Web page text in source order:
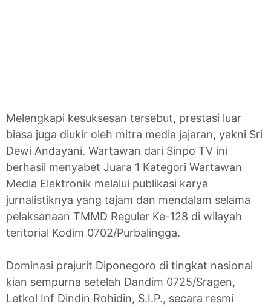
Melengkapi kesuksesan tersebut, prestasi luar
biasa juga diukir oleh mitra media jajaran, yakni Sri
Dewi Andayani. Wartawan dari Sinpo TV ini
berhasil menyabet Juara 1 Kategori Wartawan
Media Elektronik melalui publikasi karya
jurnalistiknya yang tajam dan mendalam selama
pelaksanaan TMMD Reguler Ke-128 di wilayah
teritorial Kodim 0702/Purbalingga.
Dominasi prajurit Diponegoro di tingkat nasional
kian sempurna setelah Dandim 0725/Sragen,
Letkol Inf Dindin Rohidin, S.I.P., secara resmi